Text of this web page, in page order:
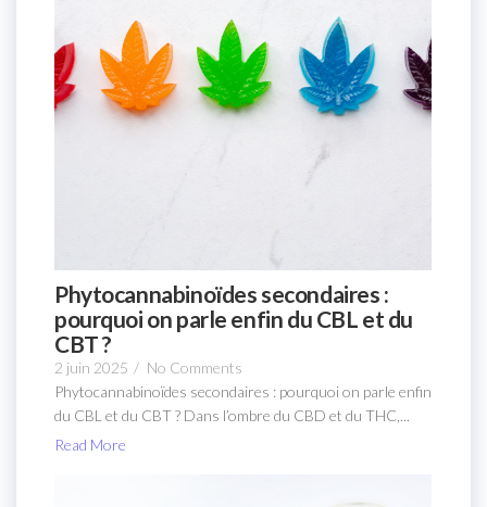
Phytocannabinoïdes secondaires :
pourquoi on parle enfin du CBL et du
CBT ?
2 juin 2025 / No Comments
Phytocannabinoïdes secondaires : pourquoi on parle enfin
du CBL et du CBT ? Dans l’ombre du CBD et du THC,...
Read More